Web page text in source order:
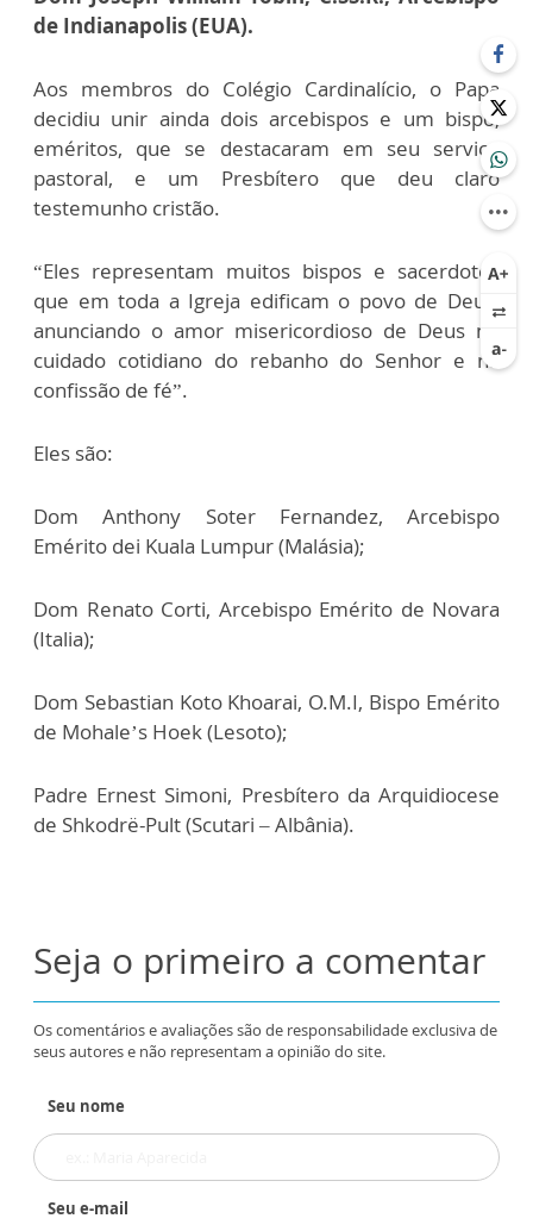
de Indianapolis (EUA).
Aos membros do Colégio Cardinalício, o Papa
decidiu unir ainda dois arcebispos e um bispo,
eméritos, que se destacaram em seu serviço
pastoral, e um Presbítero que deu claro
testemunho cristão.
“Eles representam muitos bispos e sacerdotes
que em toda a Igreja edificam o povo de Deus,
anunciando o amor misericordioso de Deus no
cuidado cotidiano do rebanho do Senhor e na
confissão de fé”.
Eles são:
Dom Anthony Soter Fernandez, Arcebispo
Emérito dei Kuala Lumpur (Malásia);
Dom Renato Corti, Arcebispo Emérito de Novara
(Italia);
Dom Sebastian Koto Khoarai, O.M.I, Bispo Emérito
de Mohale’s Hoek (Lesoto);
Padre Ernest Simoni, Presbítero da Arquidiocese
de Shkodrë-Pult (Scutari – Albânia).
Seja o primeiro a comentar
Os comentários e avaliações são de responsabilidade exclusiva de
seus autores e não representam a opinião do site.
Seu nome
Seu e-mail